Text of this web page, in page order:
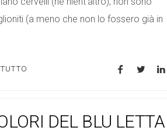
(a meno che non lo fossero già in
TUTTO
DEL BLU LETTA